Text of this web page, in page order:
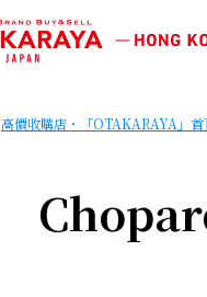
高價收購店・「OTAKARAYA」首